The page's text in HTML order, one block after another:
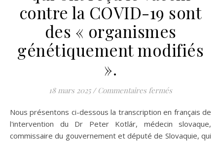
contre la COVID-19 sont
des « organismes
génétiquement modifiés
».
18 mars 2025 / Commentaires ferméssur
Nous présentons ci-dessous la transcription en français de
l'intervention du Dr Peter Kotlár, médecin slovaque,
commissaire du gouvernement et député de Slovaquie, qui